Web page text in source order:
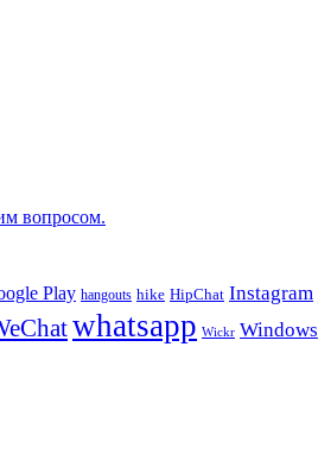
вопросом.
Play hangouts hike HipChat Instagram
whatsapp Wickr Windows